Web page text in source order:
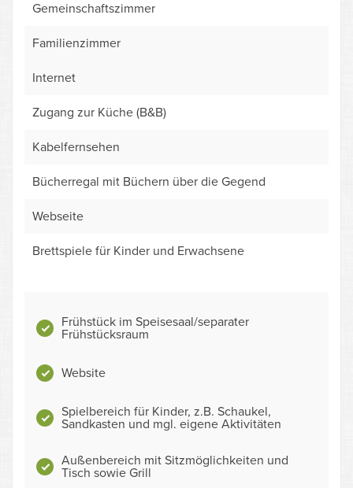
Gemeinschaftszimmer
Familienzimmer
Internet
Zugang zur Küche (B&B)
Kabelfernsehen
Bücherregal mit Büchern über die Gegend
Webseite
Brettspiele für Kinder und Erwachsene
Frühstück im Speisesaal/separater
Frühstücksraum
Website
Spielbereich für Kinder, z.B. Schaukel,
Sandkasten und mgl. eigene Aktivitäten
Außenbereich mit Sitzmöglichkeiten und
Tisch sowie Grill